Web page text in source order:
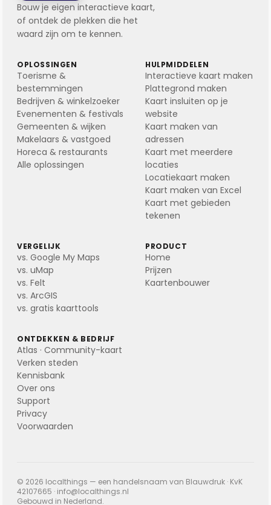
Bouw je eigen interactieve kaart,
of ontdek de plekken die het
waard zijn om te kennen.
OPLOSSINGEN
Toerisme &
bestemmingen
Bedrijven & winkelzoeker
Evenementen & festivals
Gemeenten & wijken
Makelaars & vastgoed
Horeca & restaurants
Alle oplossingen
HULPMIDDELEN
Interactieve kaart maken
Plattegrond maken
Kaart insluiten op je
website
Kaart maken van
adressen
Kaart met meerdere
locaties
Locatiekaart maken
Kaart maken van Excel
Kaart met gebieden
tekenen
VERGELIJK
vs. Google My Maps
vs. uMap
vs. Felt
vs. ArcGIS
vs. gratis kaarttools
PRODUCT
Home
Prijzen
Kaartenbouwer
ONTDEKKEN & BEDRIJF
Atlas · Community-kaart
Verken steden
Kennisbank
Over ons
Support
Privacy
Voorwaarden
© 2026 localthings — een handelsnaam van Blauwdruk · KvK
42107665 · info@localthings.nl
Gebouwd in Nederland.